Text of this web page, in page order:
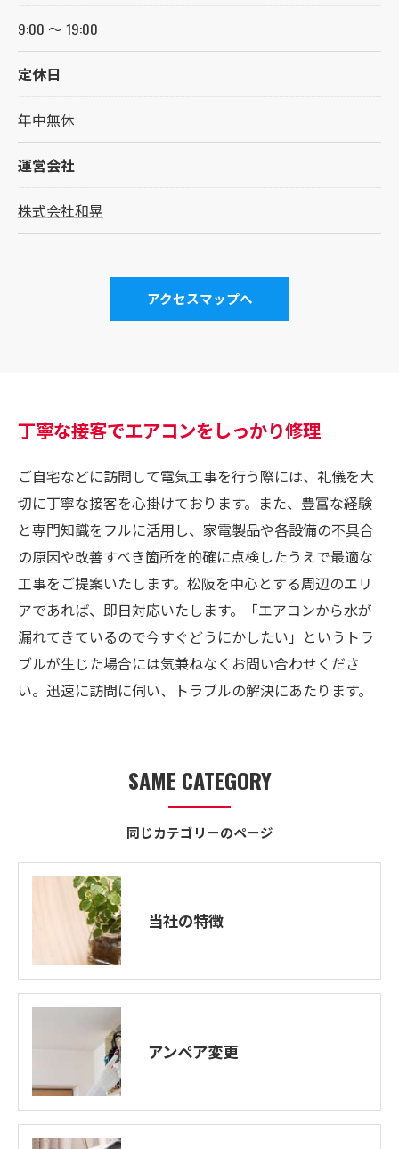
9:00 ～ 19:00
定休日
年中無休
運営会社
株式会社和晃
アクセスマップへ
丁寧な接客でエアコンをしっかり修理
ご自宅などに訪問して電気工事を行う際には、礼儀を大
切に丁寧な接客を心掛けております。また、豊富な経験
と専門知識をフルに活用し、家電製品や各設備の不具合
の原因や改善すべき箇所を的確に点検したうえで最適な
工事をご提案いたします。松阪を中心とする周辺のエリ
アであれば、即日対応いたします。「エアコンから水が
漏れてきているので今すぐどうにかしたい」というトラ
ブルが生じた場合には気兼ねなくお問い合わせくださ
い。迅速に訪問に伺い、トラブルの解決にあたります。
同じカテゴリーのページ
SAME CATEGORY
当社の特徴
アンペア変更